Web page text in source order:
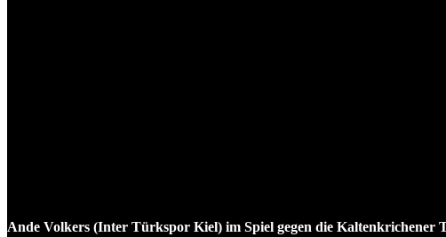
Ande Volkers (Inter Türkspor Kiel) im Spiel gegen die Kaltenkrichener